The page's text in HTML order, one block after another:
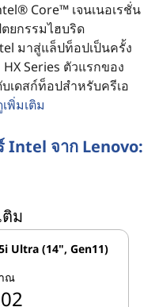
Core™ เจนเนอเรชั่น
ยกรรมไฮบริด
มาสู่แล็ปท็อปเป็นครั้ง
Series ตัวแรกของ
เดสก์ท็อปสําหรับครีเอ
พิ่มเติม
Intel จาก Lenovo:
ที่มีโปรเซสเซอร์
คุณจะได้รับความเร็วที่
วามร้อนน้อยลงและอายุ
าหรับผู้ใช้แล็ปท็อป
ผสมที่ลงตัว...
ติม
Ultra (14", Gen11)
ณ